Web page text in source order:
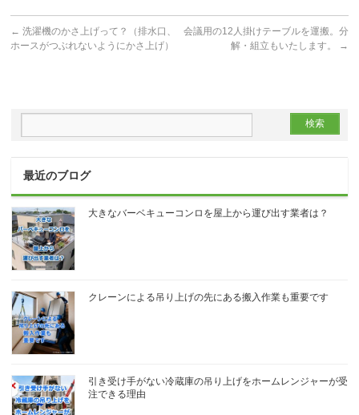
← 洗濯機のかさ上げって？（排水口、
ホースがつぶれないようにかさ上げ）
会議用の12人掛けテーブルを運搬。分
解・組立もいたします。
→
最近のブログ
大きなバーベキューコンロを屋上から運び出す業者は？
クレーンによる吊り上げの先にある搬入作業も重要です
引き受け手がない冷蔵庫の吊り上げをホームレンジャーが受
注できる理由